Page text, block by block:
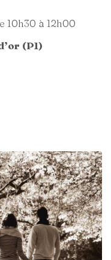
10h30 à 12h00
(P1)